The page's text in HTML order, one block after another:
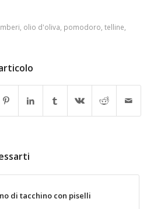
, olio d'oliva, pomodoro, telline,
di tacchino con piselli